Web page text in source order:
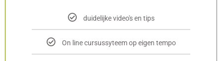
duidelijke video's en tips
On line cursussyteem op eigen tempo